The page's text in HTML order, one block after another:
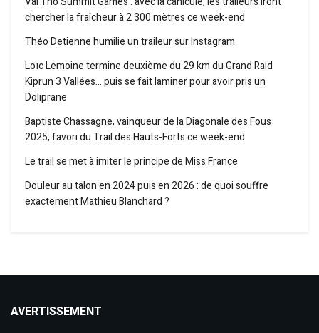
chercher la fraîcheur à 2 300 mètres ce week-end
Théo Detienne humilie un traileur sur Instagram
Loïc Lemoine termine deuxième du 29 km du Grand Raid
Kiprun 3 Vallées… puis se fait laminer pour avoir pris un
Doliprane
Baptiste Chassagne, vainqueur de la Diagonale des Fous
2025, favori du Trail des Hauts-Forts ce week-end
Le trail se met à imiter le principe de Miss France
Douleur au talon en 2024 puis en 2026 : de quoi souffre
exactement Mathieu Blanchard ?
AVERTISSEMENT